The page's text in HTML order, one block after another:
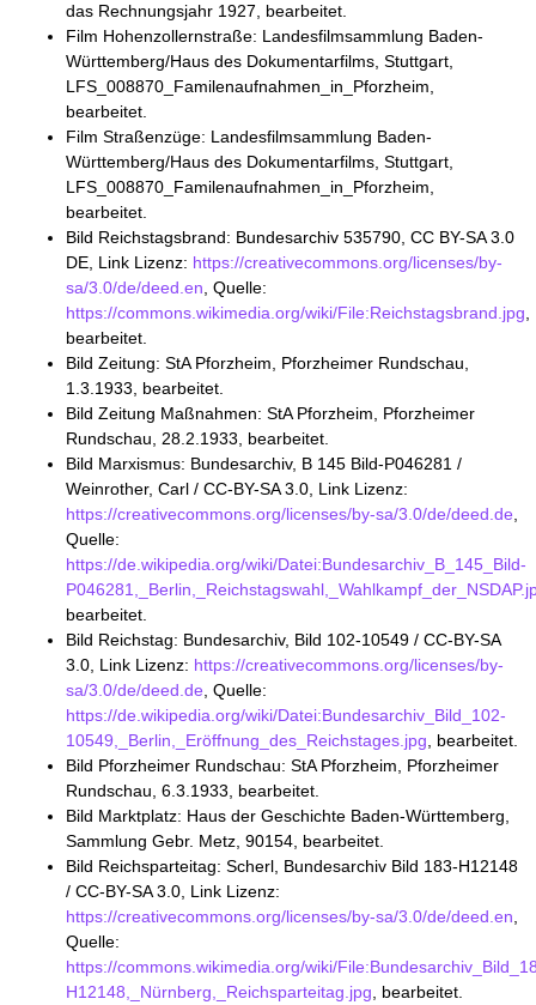
das Rechnungsjahr 1927, bearbeitet.
Film Hohenzollernstraße: Landesfilmsammlung Baden-
Württemberg/Haus des Dokumentarfilms, Stuttgart,
LFS_008870_Familenaufnahmen_in_Pforzheim,
bearbeitet.
Film Straßenzüge: Landesfilmsammlung Baden-
Württemberg/Haus des Dokumentarfilms, Stuttgart,
LFS_008870_Familenaufnahmen_in_Pforzheim,
bearbeitet.
Bild Reichstagsbrand: Bundesarchiv 535790, CC BY-SA 3.0
DE, Link Lizenz: https://creativecommons.org/licenses/by-
sa/3.0/de/deed.en , Quelle:
https://commons.wikimedia.org/wiki/File:Reichstagsbrand.jpg
bearbeitet.
Bild Zeitung: StA Pforzheim, Pforzheimer Rundschau,
1.3.1933, bearbeitet.
Bild Zeitung Maßnahmen: StA Pforzheim, Pforzheimer
Rundschau, 28.2.1933, bearbeitet.
Bild Marxismus: Bundesarchiv, B 145 Bild-P046281 /
Weinrother, Carl / CC-BY-SA 3.0, Link Lizenz:
https://creativecommons.org/licenses/by-sa/3.0/de/deed.de
Quelle:
https://de.wikipedia.org/wiki/Datei:Bundesarchiv_B_145_Bild-
bearbeitet.
Bild Reichstag: Bundesarchiv, Bild 102-10549 / CC-BY-SA
3.0, Link Lizenz: https://creativecommons.org/licenses/by-
sa/3.0/de/deed.de , Quelle:
https://de.wikipedia.org/wiki/Datei:Bundesarchiv_Bild_102-
10549,_Berlin,_Eröffnung_des_Reichstages.jpg , bearbeitet.
Bild Pforzheimer Rundschau: StA Pforzheim, Pforzheimer
Rundschau, 6.3.1933, bearbeitet.
Bild Marktplatz: Haus der Geschichte Baden-Württemberg,
Sammlung Gebr. Metz, 90154, bearbeitet.
Bild Reichsparteitag: Scherl, Bundesarchiv Bild 183-H12148
/ CC-BY-SA 3.0, Link Lizenz:
https://creativecommons.org/licenses/by-sa/3.0/de/deed.en
Quelle:
https://commons.wikimedia.org/wiki/
H12148,_Nürnberg,_Reichsparteitag.jpg , bearbeitet.